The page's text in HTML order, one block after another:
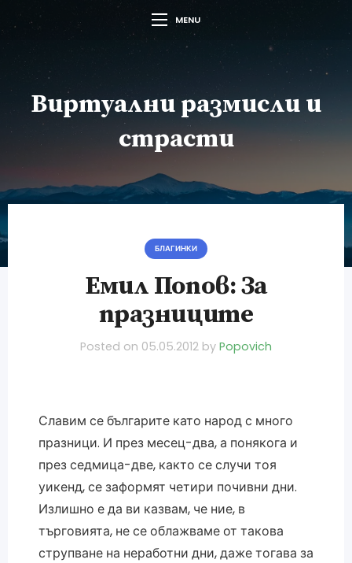
MENU
Виртуални размисли и
страсти
БЛАГИНКИ
Емил Попов: За
празниците
Posted on 05.05.2012 by Popovich
Славим се българите като народ с много
празници. И през месец-два, а понякога и
през седмица-две, както се случи тоя
уикенд, се заформят четири почивни дни.
Излишно е да ви казвам, че ние, в
търговията, не се облажваме от такова
струпване на неработни дни, даже тогава за